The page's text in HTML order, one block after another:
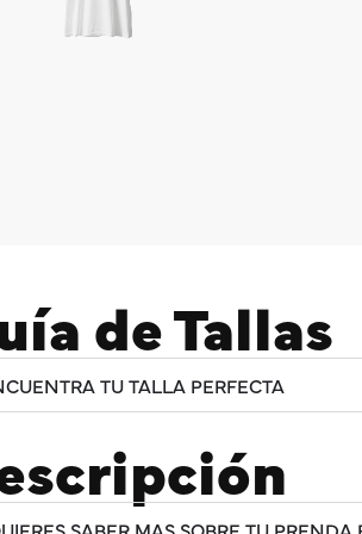
de Tallas
TU TALLA PERFECTA